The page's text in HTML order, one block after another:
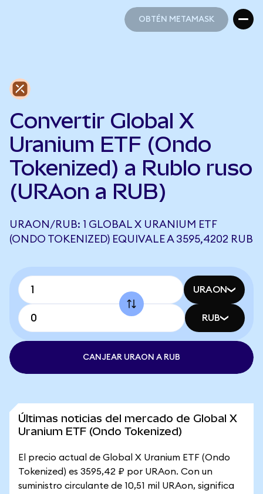
OBTÉN METAMASK
Convertir Global X
Uranium ETF (Ondo
Tokenized) a Rublo ruso
(URAon a RUB)
URAON/RUB: 1 GLOBAL X URANIUM ETF
(ONDO TOKENIZED) EQUIVALE A 3595,4202 RUB
URAON
RUB
CANJEAR URAON A RUB
Últimas noticias del mercado de Global X
Uranium ETF (Ondo Tokenized)
El precio actual de Global X Uranium ETF (Ondo
Tokenized) es 3595,42 ₽ por URAon. Con un
suministro circulante de 10,51 mil URAon, significa